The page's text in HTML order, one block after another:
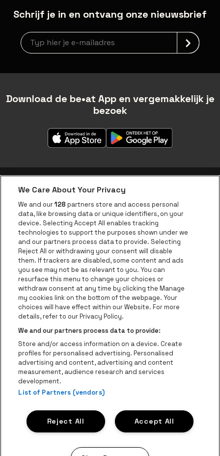
Schrijf je in en ontvang onze nieuwsbrief
Nieuwsbrief aanmelding
Download de be•at App en vergemakkelijk je
bezoek
be•at app
be•at Corporate
be•at Business
Groepen
Helpcenter
Contact
Instagram
Facebook
Threads
TiktokYoutube
Be•at Tickets is een deel van be•at
be•at Tickets
Schijnpoortweg 119, 2170 Antwerpen
Be-At Venues
Schijnpoortweg 119, 2170 Antwerpen
BTW (BE) 0461.051.688 - RPR Antwerpen
BNP Paribas Fortis - IBAN: BE93 2200 4925 0067 - BIC:
GEBABEBB
ProclaimerCookiesManage my cookiesPrivacy
We Care About Your Privacy
We and our128 partners store and access personal
data, like browsing data or unique identifiers, on your
device. Selecting Accept All enables tracking
technologies to support the purposes shown under we
and our partners process data to provide. Selecting
Reject All or withdrawing your consent will disable
them. If trackers are disabled, some content and ads
you see may not be as relevant to you. You can
resurface this menu to change your choices or
withdraw consent at any time by clicking the Manage
my cookies link on the bottom of the webpage. Your
choices will have effect within our Website. For more
details, refer to our Privacy Policy.
We and our partners process data to provide:
Store and/or access information on a device. Create
profiles for personalised advertising. Personalised
advertising and content, advertising and content
measurement, audience research and services
development.
List of Partners (vendors)
Accept All
Reject All